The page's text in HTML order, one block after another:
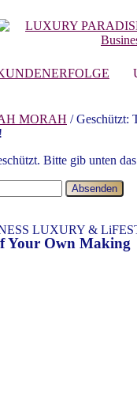
MORAH / Geschützt:
Bitte gib unten
LUXURY &
Your Own Making